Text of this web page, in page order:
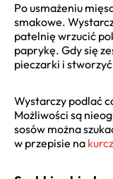
Po usmażeniu
smakowe.
patelnię wrzucić
paprykę. Gdy się
pieczarki i
Wystarczy podlać
Możliwości są
sosów można
w przepisie na